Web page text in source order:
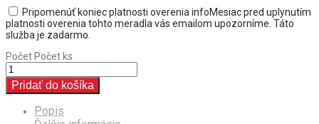
Pripomenúť koniec platnosti overenia infoMesiac pred uplynutím
platnosti overenia tohto meradla vás emailom upozorníme. Táto
služba je zadarmo.
PočetPočet ks
Pridať do košíka
Popis